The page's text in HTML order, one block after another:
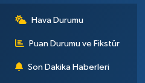
Hava Durumu
Puan Durumu ve Fikstür
Son Dakika Haberleri